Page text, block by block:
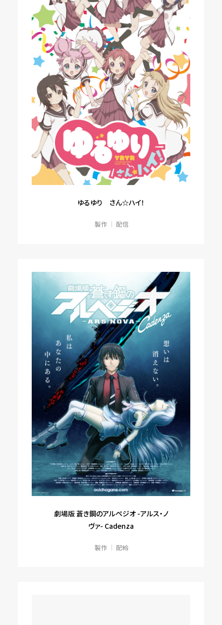
ゆるゆり さん☆ハイ！
製作 配信
劇場版 蒼き鋼のアルペジオ -アルス・ノ
ヴァ- Cadenza
製作 配給